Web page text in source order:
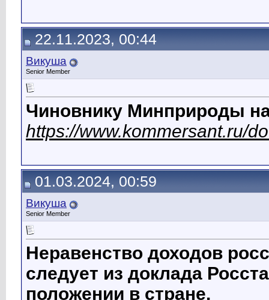
22.11.2023, 00:44
Викуша
Senior Member
Чиновнику Минприроды
https://www.kommersant.ru/
01.03.2024, 00:59
Викуша
Senior Member
Неравенство доходов
следует из доклада
положении в стране.